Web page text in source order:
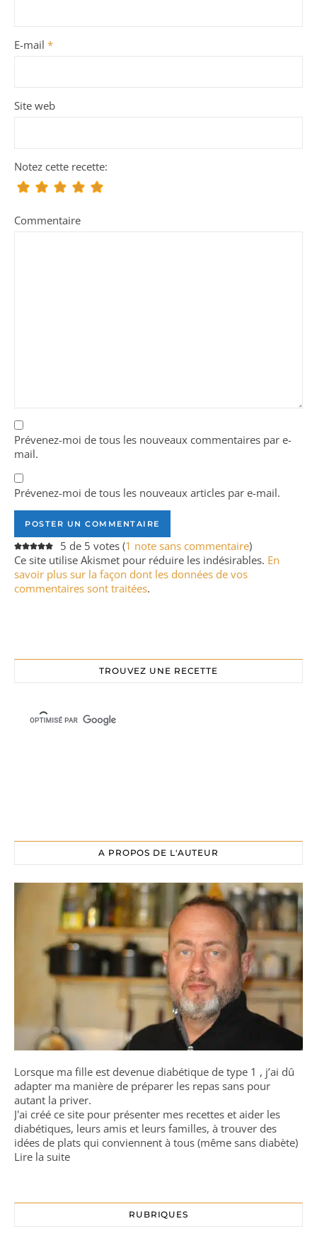
E-mail *
Site web
Notez cette recette:
Commentaire
Prévenez-moi de tous les nouveaux commentaires par e-
mail.
Prévenez-moi de tous les nouveaux articles par e-mail.
5 de 5 votes (1 note sans commentaire)
Ce site utilise Akismet pour réduire les indésirables. En
savoir plus sur la façon dont les données de vos
commentaires sont traitées.
TROUVEZ UNE RECETTE
A PROPOS DE L'AUTEUR
Lorsque ma fille est devenue diabétique de type 1 , j’ai dû
adapter ma manière de préparer les repas sans pour
autant la priver.
J'ai créé ce site pour présenter mes recettes et aider les
diabétiques, leurs amis et leurs familles, à trouver des
idées de plats qui conviennent à tous (même sans diabète)
Lire la suite
RUBRIQUES